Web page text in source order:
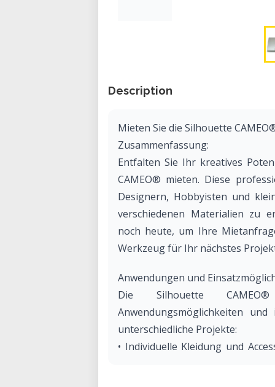
Description
Mieten Sie die Silhouette
Zusammenfassung:
Entfalten Sie Ihr kreatives
CAMEO® mieten. Diese
Designern, Hobbyisten und
verschiedenen Materialien zu
noch heute, um Ihre
Werkzeug für Ihr nächstes
Anwendungen und
Die Silhouette
Anwendungsmöglichkeiten
unterschiedliche Projekte:
• Individuelle Kleidung und